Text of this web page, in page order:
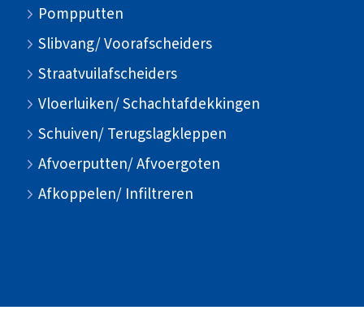
Pompputten
Slibvang/ Voorafscheiders
Straatvuilafscheiders
Vloerluiken/ Schachtafdekkingen
Schuiven/ Terugslagkleppen
Afvoerputten/ Afvoergoten
Afkoppelen/ Infiltreren